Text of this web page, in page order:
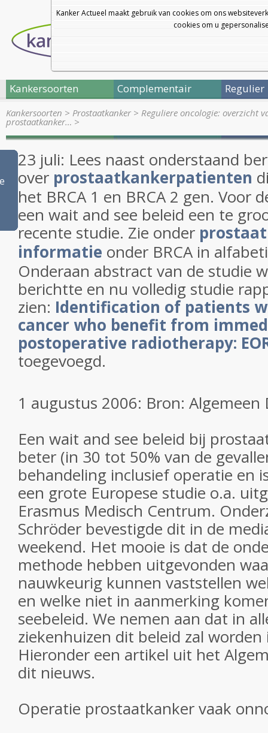
Kanker Actueel maakt gebruik van cookies om ons
cookies om u
Kankersoorten Complementair Regulier
Kankersoorten > Prostaatkanker> Reguliere oncologie: overzicht
prostaatkanker… >
23 juli: Lees naast onderstaand
over prostaatkankerpatienten
het BRCA 1 en BRCA 2 gen. Voor
een wait and see beleid een te
recente studie. Zie onder
informatie onder BRCA in
Onderaan abstract van de studie
berichtte en nu volledig studie
zien: Identification of patients
cancer who benefit from
postoperative radiotherapy:
toegevoegd.
1 augustus 2006: Bron: Algemeen
Een wait and see beleid bij
beter (in 30 tot 50% van de
behandeling inclusief operatie en
een grote Europese studie o.a.
Erasmus Medisch Centrum.
Schröder bevestigde dit in de
weekend. Het mooie is dat de
methode hebben uitgevonden
nauwkeurig kunnen vaststellen
en welke niet in aanmerking
seebeleid. We nemen aan dat in
ziekenhuizen dit beleid zal worden
Hieronder een artikel uit het
dit nieuws.
Operatie prostaatkanker vaak